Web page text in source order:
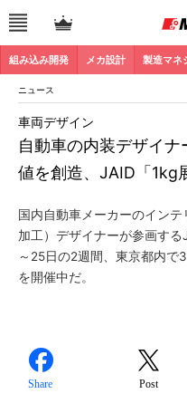
組み込み開発 メカ設計 製造マネ
ニュース
自動車の内装デザイ
値を創造、JAID「1kg
車両デザイン
国内自動車メーカーのインテ
加工）デザイナーが参画する
～25日の2週間、東京都内で
を開催中だ。
Share Post